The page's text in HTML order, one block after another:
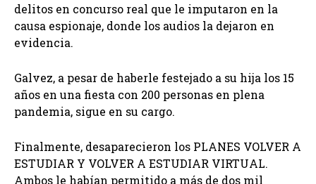
delitos en concurso real que le imputaron en la
causa espionaje, donde los audios la dejaron en
evidencia.
Galvez, a pesar de haberle festejado a su hija los 15
años en una fiesta con 200 personas en plena
pandemia, sigue en su cargo.
Finalmente, desaparecieron los PLANES VOLVER A
ESTUDIAR Y VOLVER A ESTUDIAR VIRTUAL.
Ambos le habían permitido a más de dos mil